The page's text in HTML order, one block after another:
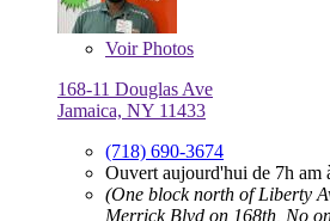
VoirPhotos
168-11 Douglas Ave
Jamaica, NY 11433
(718) 690-3674
Ouvert aujourd'hui de 7h am
(One block north of Liberty
Merrick Blvd on 168th, No